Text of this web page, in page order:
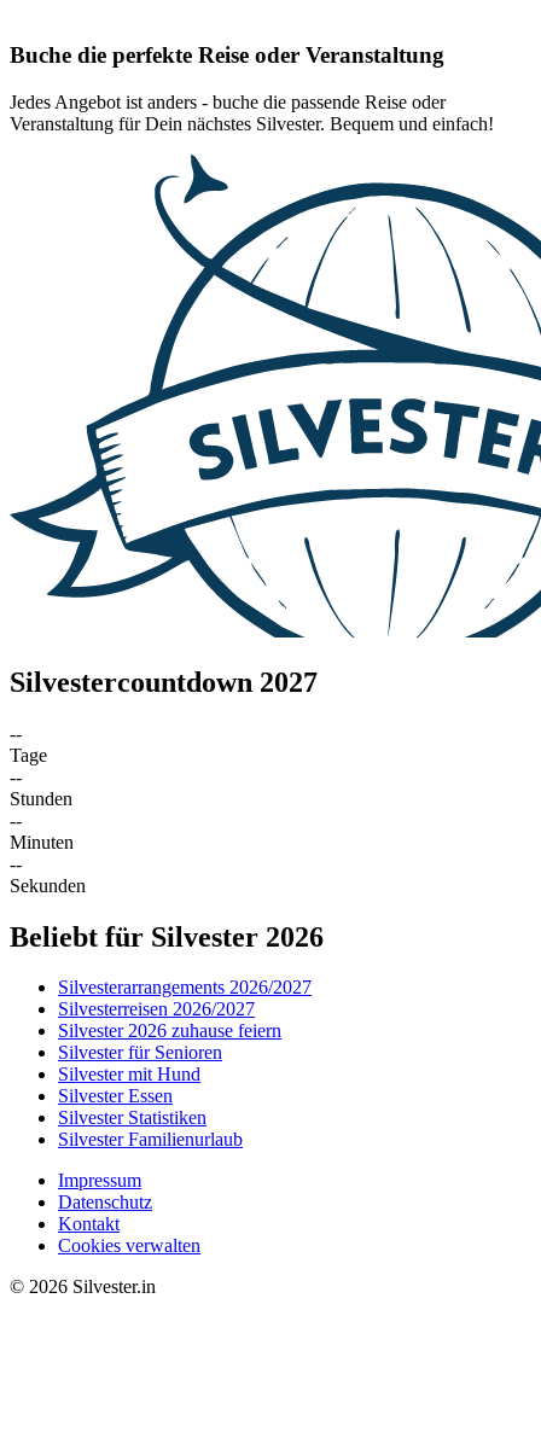
Buche die perfekte Reise oder Veranstaltung
Jedes Angebot ist anders - buche die passende Reise oder
Veranstaltung für Dein nächstes Silvester. Bequem und einfach!
Silvestercountdown 2027
--
Tage
--
Stunden
--
Minuten
--
Sekunden
Beliebt für Silvester 2026
Silvesterarrangements 2026/2027
Silvesterreisen 2026/2027
Silvester 2026 zuhause feiern
Silvester für Senioren
Silvester mit Hund
Silvester Essen
Silvester Statistiken
Silvester Familienurlaub
Impressum
Datenschutz
Kontakt
Cookies verwalten
© 2026 Silvester.in